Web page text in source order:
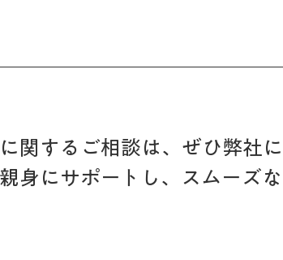
関するご相談は、ぜひ弊社
身にサポートし、スムーズ